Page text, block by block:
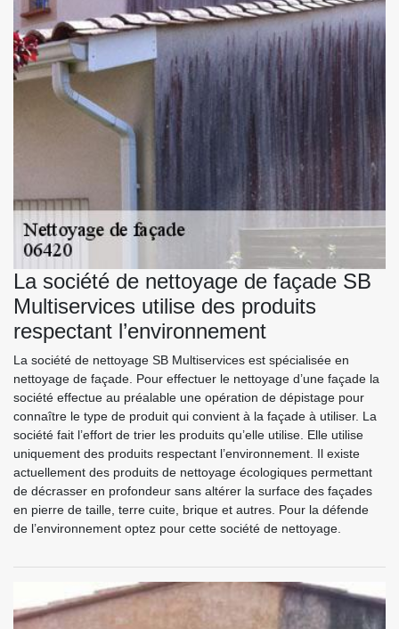
La société de nettoyage de façade SB
Multiservices utilise des produits
respectant l’environnement
La société de nettoyage SB Multiservices est spécialisée en
nettoyage de façade. Pour effectuer le nettoyage d’une façade la
société effectue au préalable une opération de dépistage pour
connaître le type de produit qui convient à la façade à utiliser. La
société fait l’effort de trier les produits qu’elle utilise. Elle utilise
uniquement des produits respectant l’environnement. Il existe
actuellement des produits de nettoyage écologiques permettant
de décrasser en profondeur sans altérer la surface des façades
en pierre de taille, terre cuite, brique et autres. Pour la défende
de l’environnement optez pour cette société de nettoyage.